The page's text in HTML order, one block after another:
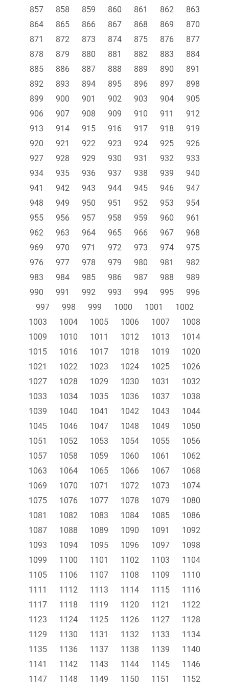
857
858 859 860 861 862
863
864
865 866 867 868 869
870
871
872 873 874 875 876
877
878
879 880 881 882 883
884
885
886 887 888 889 890
891
892
893 894 895 896 897
898
899
900 901 902 903 904
905
906
907 908 909 910 911
912
913
914 915 916 917 918
919
920
921 922 923 924 925
926
927
928 929 930 931 932
933
934
935 936 937 938 939
940
941
942 943 944 945 946
947
948
949 950 951 952 953
954
955
956 957 958 959 960
961
962
963 964 965 966 967
968
969
970 971 972 973 974
975
976
977 978 979 980 981
982
983
984 985 986 987 988
989
990
991 992 993 994 995
996
997
998 999 1000 1001
1002
1003
1004 1005 1006 1007
1008
1009
1010 1011 1012 1013
1014
1015
1016 1017 1018 1019
1020
1021
1022 1023 1024 1025
1026
1027
1028 1029 1030 1031
1032
1033
1034 1035 1036 1037
1038
1039
1040 1041 1042 1043
1044
1045
1046 1047 1048 1049
1050
1051
1052 1053 1054 1055
1056
1057
1058 1059 1060 1061
1062
1063
1064 1065 1066 1067
1068
1069
1070 1071 1072 1073
1074
1075
1076 1077 1078 1079
1080
1081
1082 1083 1084 1085
1086
1087
1088 1089 1090 1091
1092
1093
1094 1095 1096 1097
1098
1099
1100 1101 1102 1103
1104
1105
1106 1107 1108 1109
1110
1111
1112 1113 1114 1115
1116
1117
1118 1119 1120 1121
1122
1123
1124 1125 1126 1127
1128
1129
1130 1131 1132 1133
1134
1135
1136 1137 1138 1139
1140
1141
1142 1143 1144 1145
1146
1147
1148 1149 1150 1151 1152